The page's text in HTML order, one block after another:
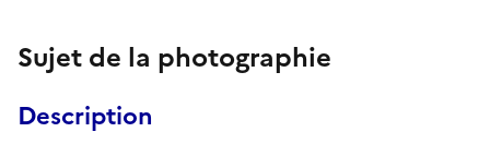
Sujet de la photographie
Description